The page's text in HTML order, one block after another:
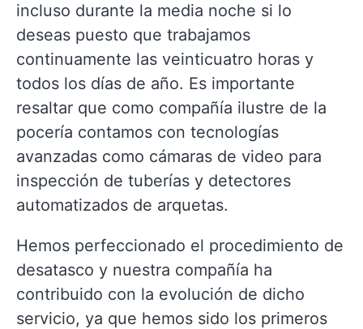
incluso durante la media noche si lo
deseas puesto que trabajamos
continuamente las veinticuatro horas y
todos los días de año. Es importante
resaltar que como compañía ilustre de la
pocería contamos con tecnologías
avanzadas como cámaras de video para
inspección de tuberías y detectores
automatizados de arquetas.
Hemos perfeccionado el procedimiento de
desatasco y nuestra compañía ha
contribuido con la evolución de dicho
servicio, ya que hemos sido los primeros